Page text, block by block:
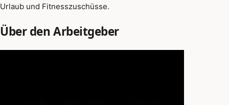
Urlaub und Fitnesszuschüsse.
Über den Arbeitgeber